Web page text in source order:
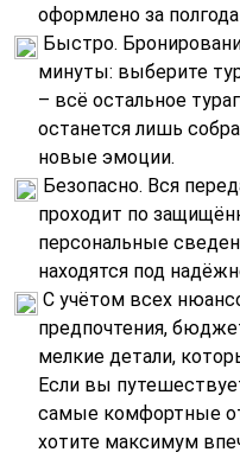
оформлено за
Быстро.
минуты: выберите
– всё остальное
останется лишь
новые эмоции.
Безопасно. Вся
проходит по
персональные
находятся под
С учётом всех
предпочтения,
мелкие детали,
Если вы
самые комфортные
хотите максимум